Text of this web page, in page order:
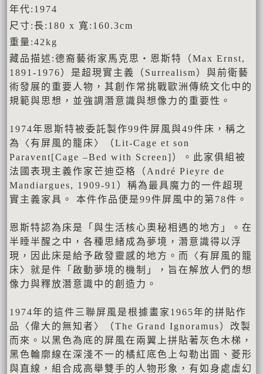
年代:1974
尺寸:長:180 x 寬:160.3cm
重量:42kg
藏品描述:德裔藝術家馬克思‧恩斯特（Max Ernst,
1891-1976）是超現實主義（Surrealism）與前衛藝
術發展的重要人物，其創作常挑戰歐洲傳統文化中的
規範與思想，並強調潛意識與想像力的重要性。
1974年恩斯特被委託製作99件屏風與49件床，稱之
為〈有屏風的籠床〉（Lit-Cage et son
Paravent[Cage –Bed with Screen]）。此家俱組被
法國表現主義作家芒迪亞格（André Pieyre de
Mandiargues, 1909-91）稱為最具魔力的一件超現
實主義家具。 本件作品便是99件屏風中的第78件。
恩斯特認為床是「與生活核心奧秘相遇的地方」。在
半睡半醒之中，各種思緒成為夢境，潛意識得以浮
現，因此床是給予啟發靈感的地方。而〈有屏風的籠
床〉就是件「啟動夢境的機制」，旨在解放人們的想
像力與釋放潛意識中的創造力。
1974年的這件三聯屏風是根據畫家1965年的拼貼作
品〈偉大的無知者〉（The Grand Ignoramus）改製
而來。以黑色為底的屏風在兩翼上拼貼著灰色木梯，
黑色輪廓線在深淺不一的橘紅底色上勾勒出圓、菱形
與直線，組合成高舉雙手的人物形象，有如身處虛幻